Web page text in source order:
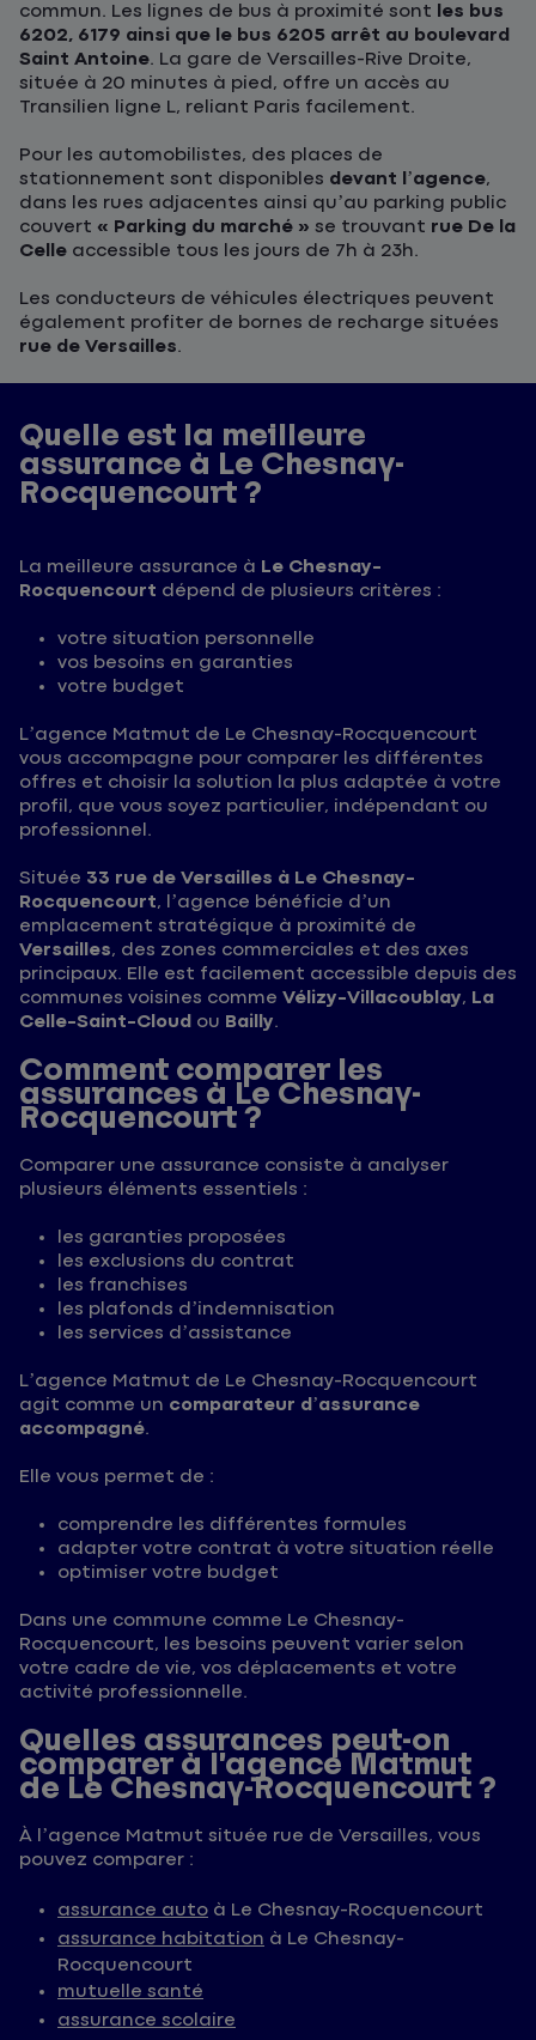
commun. Les lignes de bus à proximité sont les bus
6202, 6179 ainsi que le bus 6205 arrêt au boulevard
Saint Antoine. La gare de Versailles-Rive Droite,
située à 20 minutes à pied, offre un accès au
Transilien ligne L, reliant Paris facilement.
Pour les automobilistes, des places de
stationnement sont disponibles devant l’agence,
dans les rues adjacentes ainsi qu’au parking public
couvert « Parking du marché » se trouvant rue De la
Celle accessible tous les jours de 7h à 23h.
Les conducteurs de véhicules électriques peuvent
également profiter de bornes de recharge situées
rue de Versailles.
Quelle est la meilleure
assurance à Le Chesnay-
Rocquencourt ?
La meilleure assurance à Le Chesnay-
Rocquencourt dépend de plusieurs critères :
votre situation personnelle
vos besoins en garanties
votre budget
L’agence Matmut de Le Chesnay-Rocquencourt
vous accompagne pour comparer les différentes
offres et choisir la solution la plus adaptée à votre
profil, que vous soyez particulier, indépendant ou
professionnel.
Située 33 rue de Versailles à Le Chesnay-
Rocquencourt, l’agence bénéficie d’un
emplacement stratégique à proximité de
Versailles, des zones commerciales et des axes
principaux. Elle est facilement accessible depuis des
communes voisines comme Vélizy-Villacoublay, La
Celle-Saint-Cloud ou Bailly.
Comment comparer les
assurances à Le Chesnay-
Rocquencourt ?
Comparer une assurance consiste à analyser
plusieurs éléments essentiels :
les garanties proposées
les exclusions du contrat
les franchises
les plafonds d’indemnisation
les services d’assistance
L’agence Matmut de Le Chesnay-Rocquencourt
agit comme un comparateur d’assurance
accompagné.
Elle vous permet de :
comprendre les différentes formules
adapter votre contrat à votre situation réelle
optimiser votre budget
Dans une commune comme Le Chesnay-
Rocquencourt, les besoins peuvent varier selon
votre cadre de vie, vos déplacements et votre
activité professionnelle.
Quelles assurances peut-on
comparer à l’agence Matmut
de Le Chesnay-Rocquencourt ?
À l’agence Matmut située rue de Versailles, vous
pouvez comparer :
assurance auto à Le Chesnay-Rocquencourt
assurance habitation à Le Chesnay-
Rocquencourt
mutuelle santé
assurance scolaire